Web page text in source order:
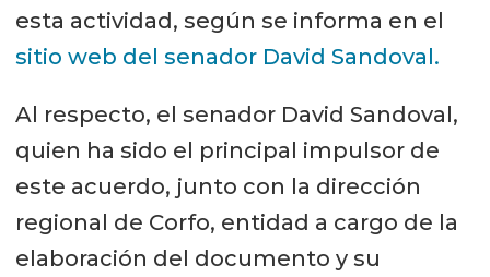
esta actividad, según se informa en el
sitio web del senador David Sandoval.
Al respecto, el senador David Sandoval,
quien ha sido el principal impulsor de
este acuerdo, junto con la dirección
regional de Corfo, entidad a cargo de la
elaboración del documento y su